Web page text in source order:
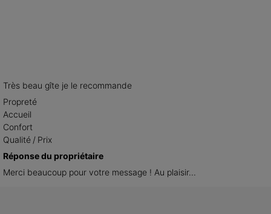
Très beau gîte je le recommande
Propreté
Accueil
Confort
Qualité / Prix
Réponse du propriétaire
Merci beaucoup pour votre message ! Au plaisir...